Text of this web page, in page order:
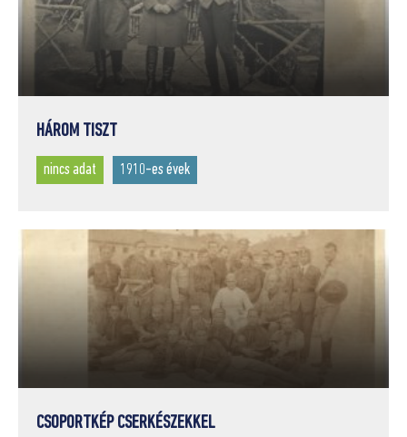
HÁROM TISZT
nincs adat 1910-es évek
CSOPORTKÉP CSERKÉSZEKKEL